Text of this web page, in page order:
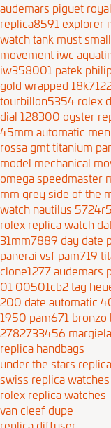
audemars piguet
replica8591 explorer
watch tank must
movement iwc
iw358001 patek
gold wrapped
tourbillon5354 rolex
dial 128300 oyster
45mm automatic
rossa gmt titanium
model mechanical
omega speedmaster
mm grey side of the
watch nautilus
rolex replica watch
31mm7889 day date
panerai vsf pam719
clone1277audemars
01 00501cb2tag
200 date automatic
1950 pam671
2782733456
replica handbags
under the stars replica
swiss replica watches
rolex replica watches
van cleef dupe